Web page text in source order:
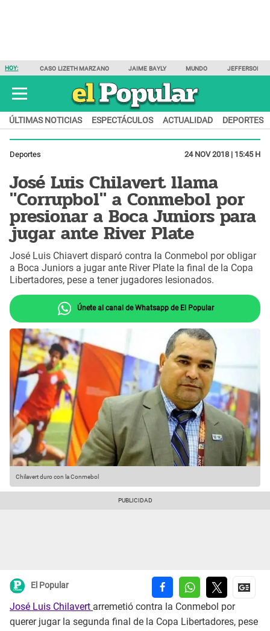
HOY: CASO LIZETH MARZANO JAIME BAYLY MUNDO JEFFERSON
ÚLTIMAS NOTICIAS ESPECTÁCULOS ACTUALIDAD DEPORTES
Deportes 24 NOV 2018 | 15:45 H
José Luis Chilavert llama
"Corrupbol" a Conmebol por
presionar a Boca Juniors para
jugar ante River Plate
José Luis Chiavert disparó contra la Conmebol por obligar
a Boca Juniors a jugar ante River Plate la final de la Copa
Libertadores, pese a tener jugadores lesionados.
Únete al canal de Whatsapp de El Popular
Chilavert duro con la Conmebol
El Popular
José Luis Chilavert arremetió contra la Conmebol por
querer jugar la segunda final de la Copa Libertadores, pese